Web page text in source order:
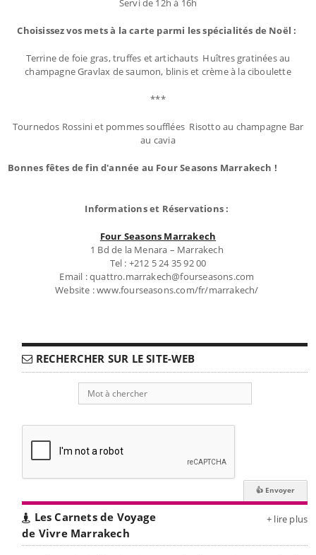
Servi de 12h à 16h
Choisissez vos mets à la carte parmi les spécialités de Noël :
Terrine de foie gras, truffes et artichauts Huîtres gratinées au
champagne Gravlax de saumon, blinis et crème à la ciboulette
***
Tournedos Rossini et pommes soufflées Risotto au champagne Bar
au cavia
Bonnes fêtes de fin d'année au Four Seasons Marrakech !
Informations et Réservations :
Four Seasons Marrakech
1 Bd de la Menara – Marrakech
Tel : +212 5 24 35 92 00
Email : quattro.marrakech@fourseasons.com
Website : www.fourseasons.com/fr/marrakech/
RECHERCHER SUR LE SITE-WEB
Les Carnets de Voyage
de Vivre Marrakech
+ lire plus